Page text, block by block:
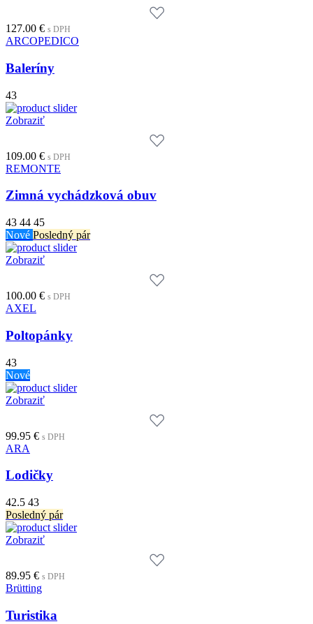
127.00 € s DPH
ARCOPEDICO
Baleríny
43
Zobraziť
109.00 € s DPH
REMONTE
Zimná vychádzková obuv
43 44 45
Nové Posledný pár
Zobraziť
100.00 € s DPH
AXEL
Poltopánky
43
Nové
Zobraziť
99.95 € s DPH
ARA
Lodičky
42.5 43
Posledný pár
Zobraziť
89.95 € s DPH
Brütting
Turistika